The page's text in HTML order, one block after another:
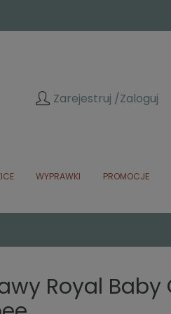
Zarejestruj /Zaloguj
WYPRAWKI PROMOCJE
Royal Baby